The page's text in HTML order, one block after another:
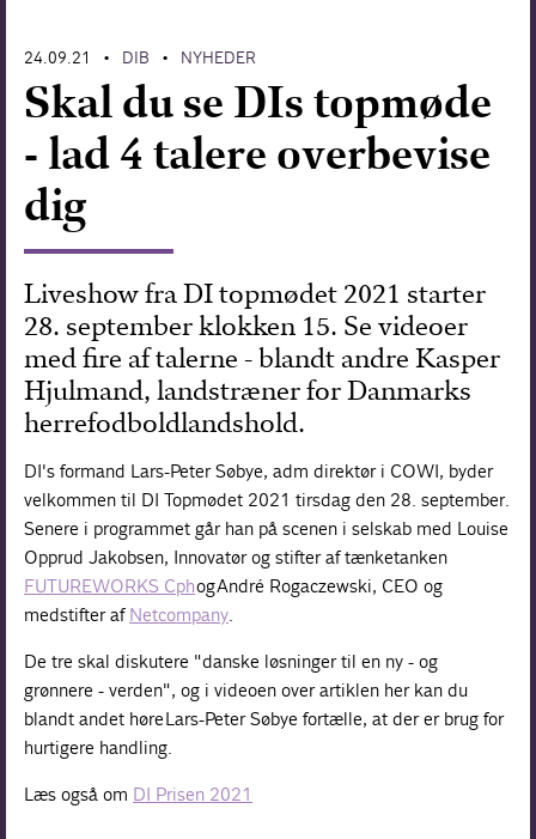
24.09.21 • DIB • NYHEDER
Skal du se DIs topmøde
- lad 4 talere overbevise
dig
Liveshow fra DI topmødet 2021 starter
28. september klokken 15. Se videoer
med fire af talerne - blandt andre Kasper
Hjulmand, landstræner for Danmarks
herrefodboldlandshold.
DI's formand Lars-Peter Søbye, adm direktør i COWI, byder
velkommen til DI Topmødet 2021 tirsdag den 28. september.
Senere i programmet går han på scenen i selskab med Louise
Opprud Jakobsen, Innovatør og stifter af tænketanken
FUTUREWORKS Cphog André Rogaczewski, CEO og
medstifter af Netcompany
De tre skal diskutere "danske løsninger til en ny - og
grønnere - verden", og i videoen over artiklen her kan du
blandt andet høre Lars-Peter Søbye fortælle, at der er brug for
hurtigere handling.
Læs også om DI Prisen 2021